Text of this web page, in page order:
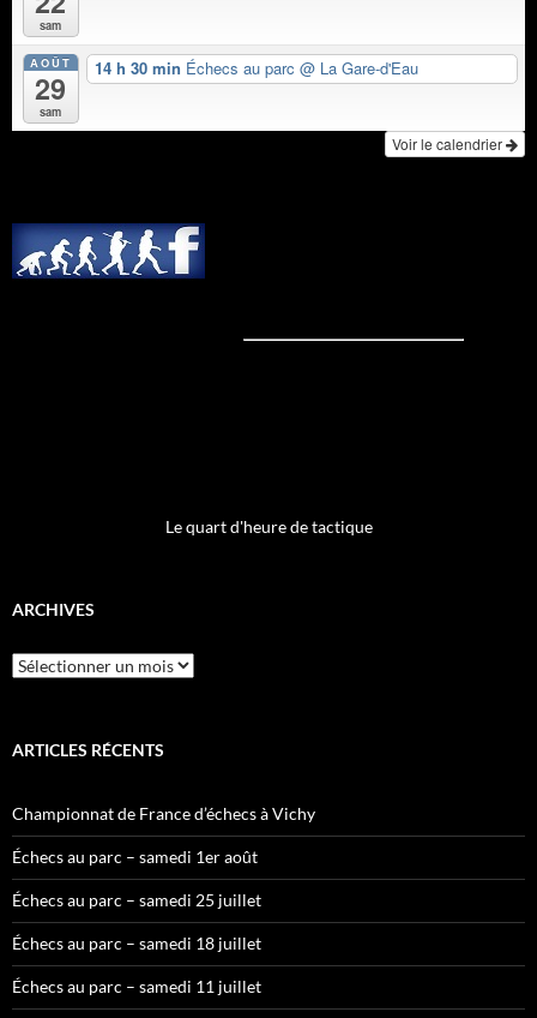
sam
AOÛT
29
sam
14 h 30 min Échecs au parc @ La Gare-d'Eau
Voir le calendrier
Le quart d'heure de tactique
ARCHIVES
Archives
ARTICLES RÉCENTS
Championnat de France d’échecs à Vichy
Échecs au parc – samedi 1er août
Échecs au parc – samedi 25 juillet
Échecs au parc – samedi 18 juillet
Échecs au parc – samedi 11 juillet